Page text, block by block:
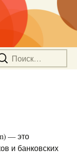
— это
и банковских